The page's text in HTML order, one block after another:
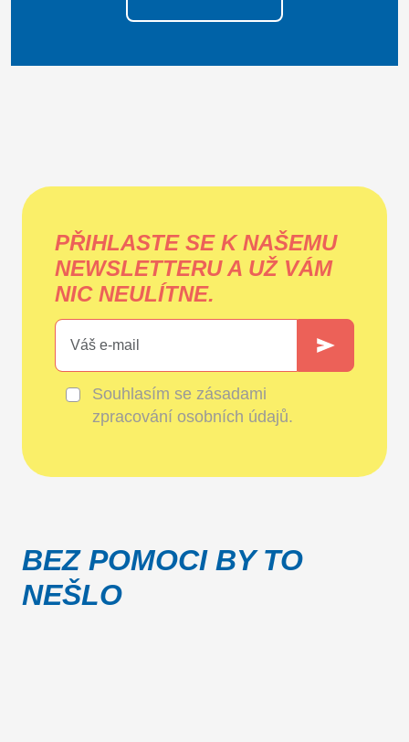
PŘIHLASTE SE K NAŠEMU
NEWSLETTERU A UŽ VÁM
NIC NEULÍTNE.
Souhlasím se zásadami
zpracování osobních údajů.
BEZ POMOCI BY TO
NEŠLO